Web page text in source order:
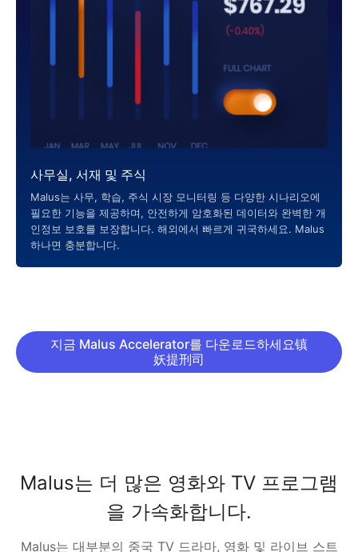
사무실, 서재 및 주식
Malus는 사무, 학습, 주식 시장 모니터링 등 다양한 시나리오에
필요한 기능을 제공하며, 안전하게 암호화된 데이터와 완벽한 개
인정보 보호를 보장합니다. 해외에서 빠르게 귀국하세요. Malus
하나면 충분합니다.
지금 Malus Accelerator를 다운로드하세요镇
妖提刑司
Malus는 더 많은 영화와 TV 프로그램
을 가속화합니다.
Malus는 대부분의 중국 TV 드라마, 영화 및 라이브 스트